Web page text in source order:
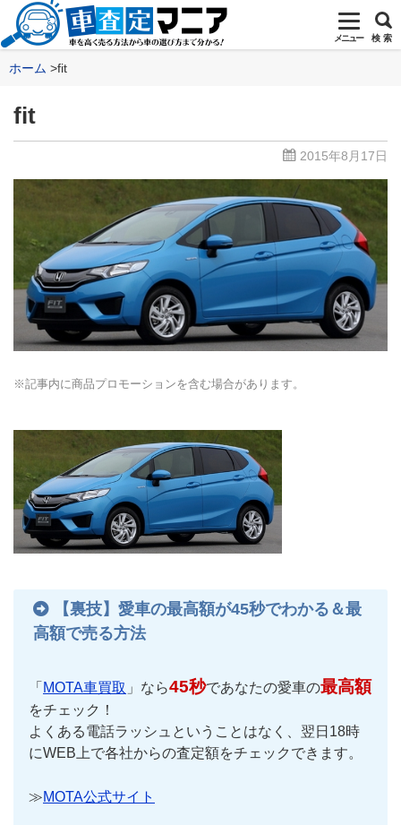
メニュー 検 索
ホーム fit
fit
2015年8月17日
※記事内に商品プロモーションを含む場合があります。
【裏技】愛車の最高額が45秒でわかる＆最
高額で売る方法
「 MOTA車買取 」なら45秒であなたの愛車の最高額
をチェック！
よくある電話ラッシュということはなく、翌日18時
にWEB上で各社からの査定額をチェックできます。
≫MOTA公式サイト